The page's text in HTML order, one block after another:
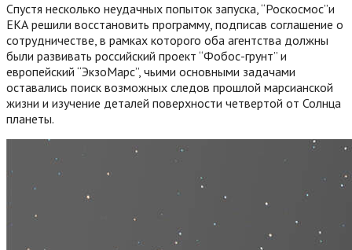
Спустя несколько неудачных попыток запуска, “Роскосмос”и
ЕКА решили восстановить программу, подписав соглашение о
сотрудничестве, в рамках которого оба агентства должны
были развивать российский проект “Фобос-грунт” и
европейский “ЭкзоМарс”, чьими основными задачами
оставались поиск возможных следов прошлой марсианской
жизни и изучение деталей поверхности четвертой от Солнца
планеты.